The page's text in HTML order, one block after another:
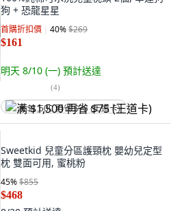
狗 + 恐龍星星
首購折扣價 40%$269
$161
明天 8/10 (一) 預計送達
(4)
满 $1,500 再省 $75 (王道卡)
Sweetkid 兒童分區護頸枕 嬰幼兒定型
枕 雙面可用, 蜜桃粉
45%$855
$468